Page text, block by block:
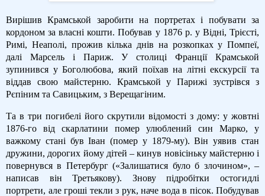
Вирішив Крамськой заробити на портретах і побувати за
кордоном за власні кошти. Побував у 1876 р. у Відні, Трієсті,
Римі, Неаполі, прожив кілька днів на розкопках у Помпеї,
далі Марсель і Париж. У столиці Франції Крамськой
зупинився у Боголюбова, який поїхав на літні екскурсії та
віддав свою майстерню. Крамськой у Парижі зустрівся з
Рєпіним та Савицьким, з Верещагіним.
Та в три погибелі його скрутили відомості з дому: у жовтні
1876-го від скарлатини помер улюблений син Марко, у
важкому стані був Іван (помер у 1879-му). Він уявив стан
дружини, дорогих йому дітей – кинув новісіньку майстерню і
повернувся в Петербург («Залишатися було б злочином», –
написав він Третьякову). Знову підробітки остогидлі
портрети, але гроші текли з рук, наче вода в пісок. Побудував